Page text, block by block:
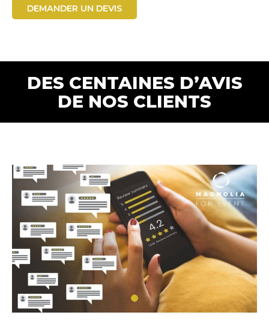
DEMANDER UN DEVIS
DES CENTAINES D’AVIS
DE NOS CLIENTS